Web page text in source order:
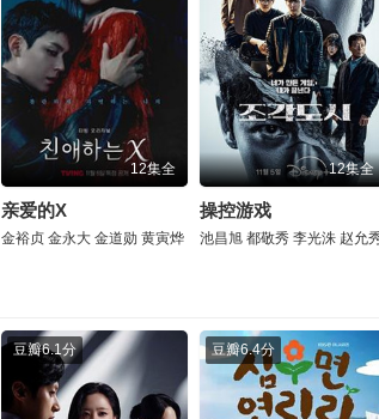
12集全
亲爱的X
金裕贞 金永大 金道勋 黄寅烨
12集全
操控游戏
池昌旭 都敬秀 李光洙 赵允
豆瓣6.1分 豆瓣6.4分